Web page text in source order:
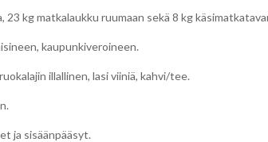
kg matkalaukku ruumaan sekä 8 kg
kaupunkiveroineen.
illallinen, lasi viiniä, kahvi/tee.
ja sisäänpääsyt.